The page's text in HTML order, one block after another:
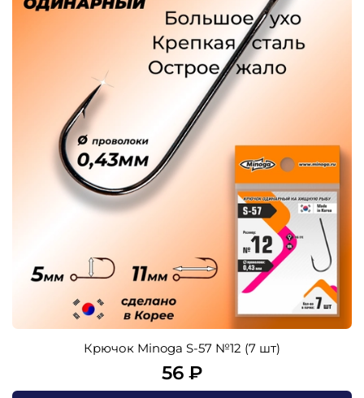
Крючок Minoga S-57 №12 (7 шт)
56 ₽